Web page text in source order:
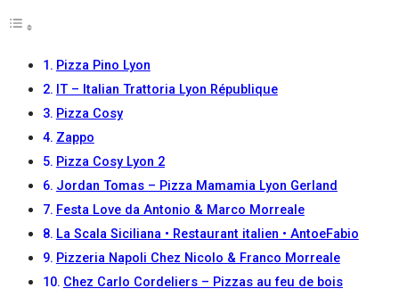
Pizza Pino Lyon
IT – Italian Trattoria Lyon République
Pizza Cosy
Zappo
Pizza Cosy Lyon 2
Jordan Tomas – Pizza Mamamia Lyon Gerland
Festa Love da Antonio & Marco Morreale
La Scala Siciliana • Restaurant italien • AntoeFabio
Pizzeria Napoli Chez Nicolo & Franco Morreale
Chez Carlo Cordeliers – Pizzas au feu de bois
augmentez les
voir du
contenu et des
personnalisés.